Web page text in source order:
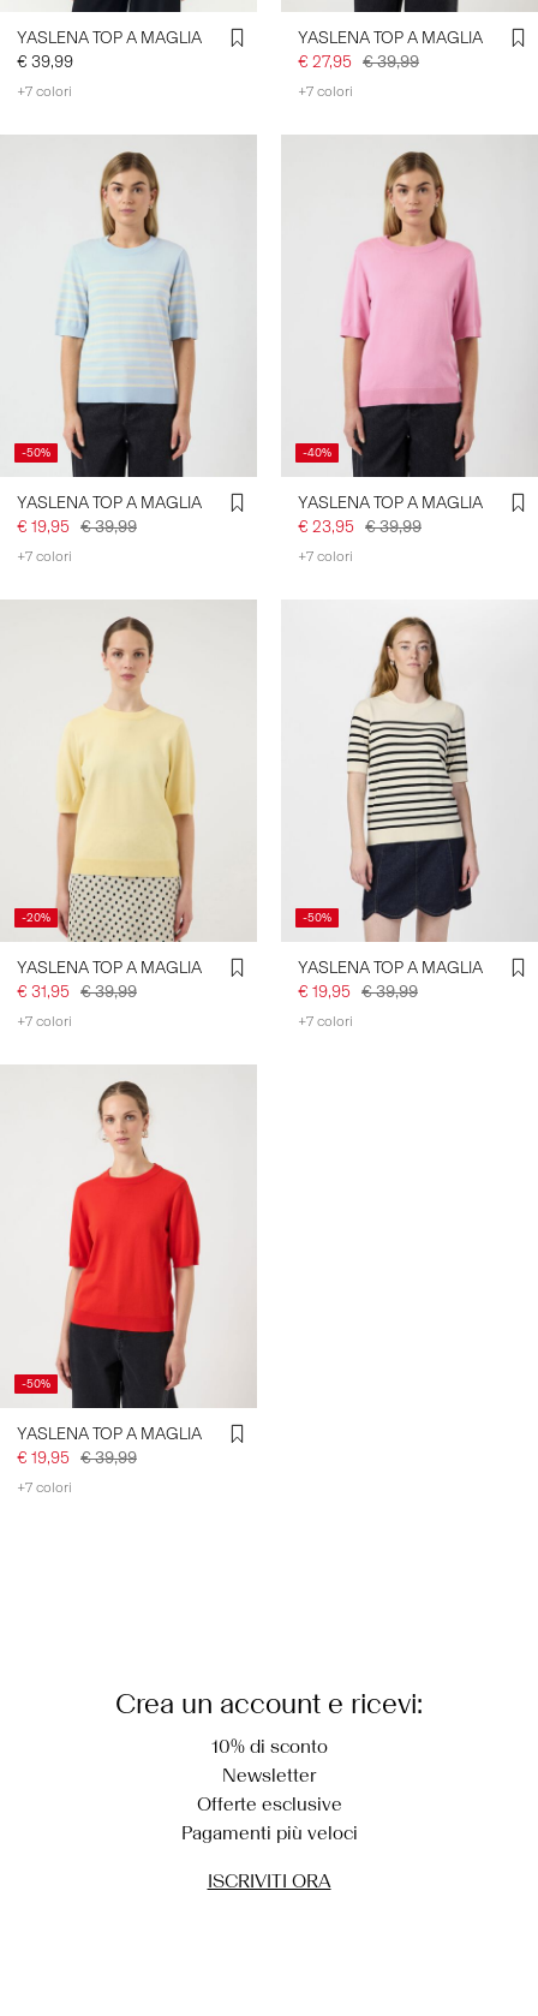
YASLENA TOP A MAGLIA
€ 39,99
+7 colori
YASLENA TOP A MAGLIA
€ 27,95 € 39,99
+7 colori
-50%
YASLENA TOP A MAGLIA
€ 19,95 € 39,99
+7 colori
-40%
YASLENA TOP A MAGLIA
€ 23,95 € 39,99
+7 colori
-20%
YASLENA TOP A MAGLIA
€ 31,95 € 39,99
+7 colori
-50%
YASLENA TOP A MAGLIA
€ 19,95 € 39,99
+7 colori
-50%
YASLENA TOP A MAGLIA
€ 19,95 € 39,99
+7 colori
Crea un account e ricevi:
10% di sconto
Newsletter
Offerte esclusive
Pagamenti più veloci
ISCRIVITI ORA